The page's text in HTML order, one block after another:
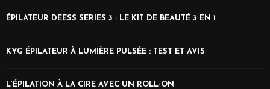
ÉPILATEUR DEESS SERIES 3 : LE KIT DE BEAUTÉ 3 EN 1
KYG ÉPILATEUR À LUMIÈRE PULSÉE : TEST ET AVIS
L’ÉPILATION À LA CIRE AVEC UN ROLL-ON